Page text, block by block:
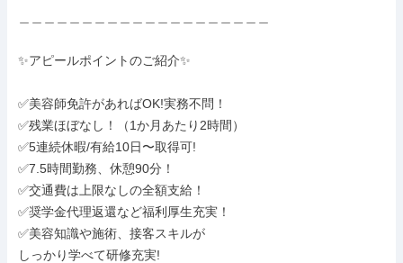
✨アピールポイントのご紹介✨
✅美容師免許があればOK!実務不問！
✅残業ほぼなし！（1か月あたり2時間）
✅5連続休暇/有給10日〜取得可!
✅7.5時間勤務、休憩90分！
✅交通費は上限なしの全額支給！
✅奨学金代理返還など福利厚生充実！
✅美容知識や施術、接客スキルが
しっかり学べて研修充実!